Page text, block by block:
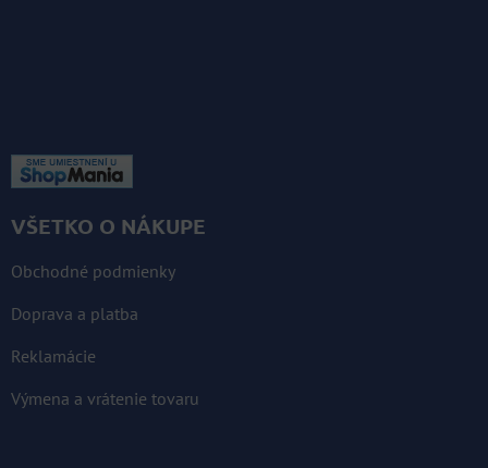
VŠETKO O NÁKUPE
Obchodné podmienky
Doprava a platba
Reklamácie
Výmena a vrátenie tovaru